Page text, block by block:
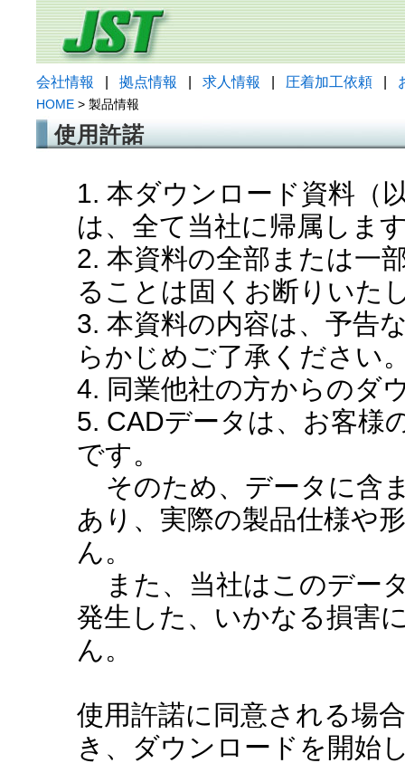
会社情報 拠点情報 求人情報 圧着加工依頼
HOME > 製品情報
使用許諾
1. 本ダウンロード資料（
は、全て当社に帰属しま
2. 本資料の全部または一
ることは固くお断りいた
3. 本資料の内容は、予告
らかじめご了承ください
4. 同業他社の方からのダ
5. CADデータは、お客様
です。
そのため、データに含
あり、実際の製品仕様や
ん。
また、当社はこのデー
発生した、いかなる損害
ん。
使用許諾に同意される場
き、ダウンロードを開始